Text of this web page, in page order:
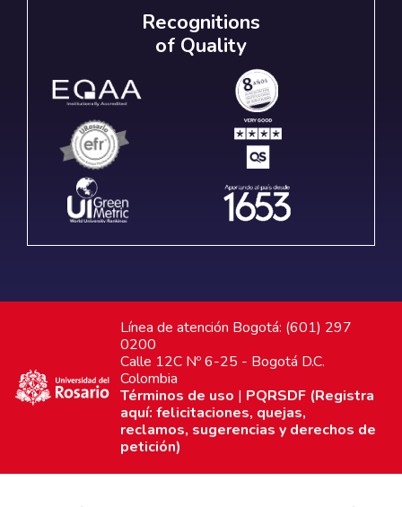
Recognitions
of Quality
Línea de atención Bogotá: (601) 297
0200
Calle 12C Nº 6-25 - Bogotá D.C.
Colombia
Términos de uso | PQRSDF (Registra
aquí: felicitaciones, quejas,
reclamos, sugerencias y derechos de
petición)